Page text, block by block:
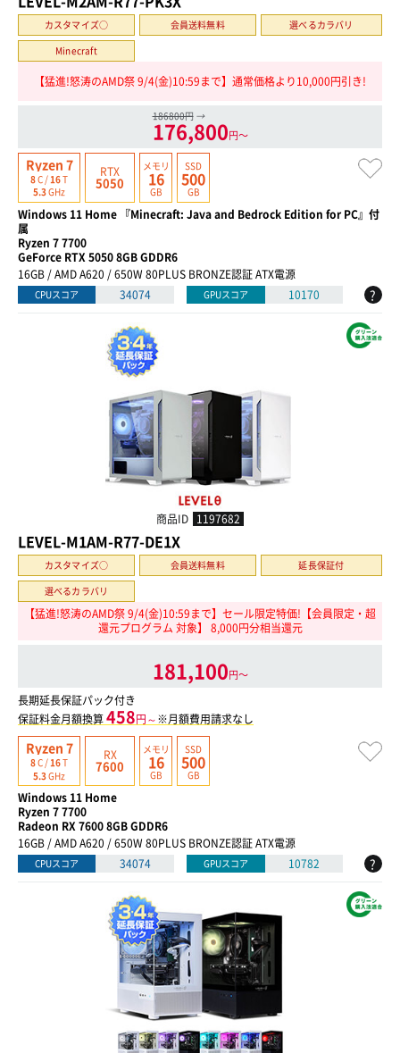
カスタマイズ○ 会員送料無料
選べるカラバリ
Minecraft
【猛進!怒涛のAMD祭 9/4(金)10:59まで】通常価格より10,000円引き!
186800円 →
176,800円〜
Ryzen 7
8C / 16T
5.3GHz
RTX
5050
メモリ
16
GB
SSD
500
GB
Windows 11 Home 『Minecraft: Java and Bedrock Edition for PC』付
属
Ryzen 7 7700
GeForce RTX 5050 8GB GDDR6
16GB / AMD A620 / 650W 80PLUS BRONZE認証 ATX電源
CPUスコア 34074 GPUスコア 10170 ?
商品ID 1197682
LEVEL-M1AM-R77-DE1X
カスタマイズ○ 会員送料無料
延長保証付
選べるカラバリ
【猛進!怒涛のAMD祭 9/4(金)10:59まで】セール限定特価!【会員限定・超
還元プログラム 対象】 8,000円分相当還元
181,100円〜
長期延長保証パック付き
保証料金月額換算458円～※月額費用請求なし
Ryzen 7
8C /16T
5.3GHz
RX
7600
メモリ
16
GB
SSD
500
GB
Windows 11 Home
Ryzen 7 7700
Radeon RX 7600 8GB GDDR6
16GB / AMD A620 / 650W 80PLUS BRONZE認証 ATX電源
CPUスコア 34074 GPUスコア 10782 ?